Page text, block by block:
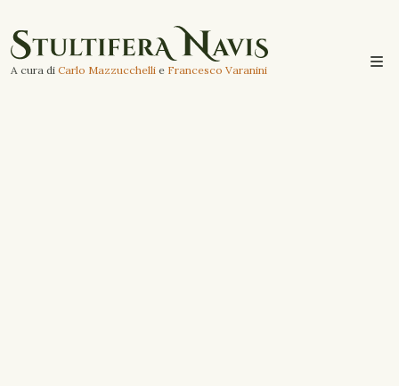
A cura di Carlo Mazzucchelli e Francesco Varanini